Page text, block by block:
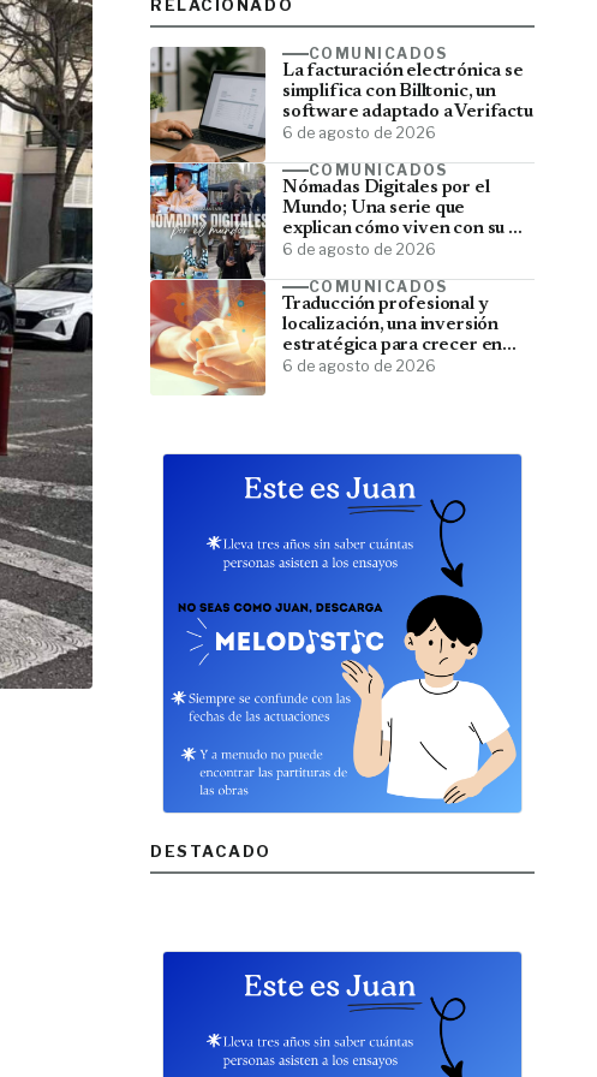
RELACIONADO
COMUNICADOS
La facturación electrónica se
simplifica con Billtonic, un
software adaptado a Verifactu
6 de agosto de 2026
COMUNICADOS
Nómadas Digitales por el
Mundo; Una serie que
explican cómo viven con su PC
y viajan por el mundo
6 de agosto de 2026
COMUNICADOS
Traducción profesional y
localización, una inversión
estratégica para crecer en
mercados internacionales
6 de agosto de 2026
DESTACADO